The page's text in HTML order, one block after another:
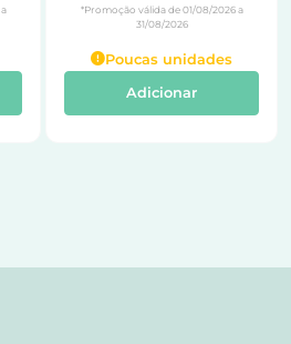
*Promoção válida de 01/08/2026 a
31/08/2026
Poucas unidades
Adicionar